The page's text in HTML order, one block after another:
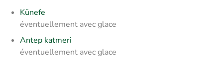
Künefe
éventuellement avec glace
Antep katmeri
éventuellement avec glace